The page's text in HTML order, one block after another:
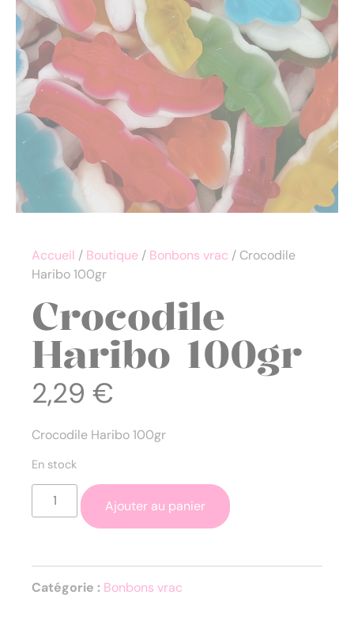
Accueil / Boutique / Bonbons vrac / Crocodile
Haribo 100gr
Crocodile
Haribo 100gr
2,29 €
Crocodile Haribo 100gr
En stock
Ajouter au panier
Catégorie : Bonbons vrac